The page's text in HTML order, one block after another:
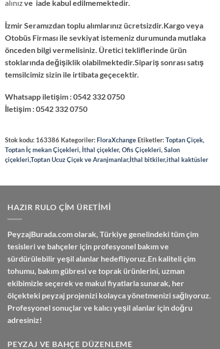
alınızve iade kabul edilmemektedir.
İzmir Seramızdan toplu alımlarınız ücretsizdir.Kargo veya
Otobüs Firması ile sevkiyat istemeniz durumunda mutlaka
önceden bilgi vermelisiniz. Üretici tekliflerinde ürün
stoklarında değişiklik olabilmektedir.Sipariş sonrası satış
temsilcimiz sizin ile irtibata geçecektir.
Whatsapp iletişim : 0542 332 0750
İletişim : 0542 332 0750
Stok kodu: 163386 Kategoriler: FloraXchange Etiketler:Toptan Çiçek,
Toptan İç mekan Çiçekleri, İthal çiçekler, Ofis Çiçekleri, Salon
çiçekleri,Toptan Ucuz Çiçek ve Aranjmanlar,İthal bitkiler,ithal kaktüsler
HAZIR RULO ÇIM ÜRETIMI
PeyzajBurada.comolarak, Türkiye genelindeki tüm çim
tesisleri ve bahçeler için profesyonel bakım ve
sürdürülebilir yeşil alanlar hedefliyoruz.En kaliteli çim
tohumu, bakım gübresi ve toprak ürünlerini, uzman
ekibimizle seçerek ve makul fiyatlarlasunarak, her
ölçekteki peyzaj projenizi kolayca yönetmenizi sağlıyoruz.
Profesyonel sonuçlar ve kalıcı yeşil alanlar için doğru
adresiniz!
PEYZAJ VE BAHÇE DÜZENLEME